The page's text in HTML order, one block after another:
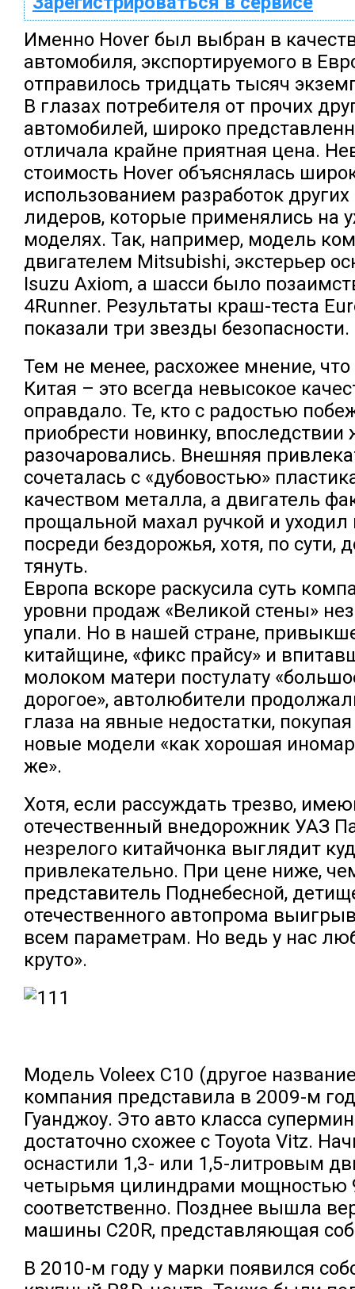
Именно Hover был выбран в
автомобиля, экспортируемого в
отправилось тридцать тысяч
В глазах потребителя от прочих
автомобилей, широко
отличала крайне приятная цена.
стоимость Hover объяснялась
использованием разработок
лидеров, которые применялись на
моделях. Так, например, модель
двигателем Mitsubishi, экстерьер
Isuzu Axiom, а шасси было
4Runner. Результаты краш-теста
показали три звезды безопасности.
Тем не менее, расхожее мнение,
Китая – это всегда невысокое
оправдало. Те, кто с радостью
приобрести новинку, впоследствии
разочаровались. Внешняя
сочеталась с «дубовостью»
качеством металла, а двигатель
прощальной махал ручкой и
посреди бездорожья, хотя, по
тянуть.
Европа вскоре раскусила суть
уровни продаж «Великой стены»
упали. Но в нашей стране,
китайщине, «фикс прайсу» и
молоком матери постулату
дорогое», автолюбители
глаза на явные недостатки,
новые модели «как хорошая
же».
Хотя, если рассуждать трезво,
отечественный внедорожник УАЗ
незрелого китайчонка выглядит
привлекательно. При цене ниже,
представитель Поднебесной,
отечественного автопрома
всем параметрам. Но ведь у нас
круто».
Модель Voleex C10 (другое
компания представила в 2009-м
Гуанджоу. Это авто класса
достаточно схожее с Toyota Vitz.
оснастили 1,3- или 1,5-литровым
четырьмя цилиндрами мощностью
соответственно. Позднее вышла
машины C20R, представляющая
В 2010-м году у марки появился